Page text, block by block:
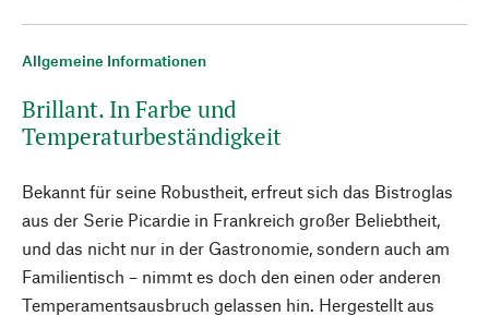
Allgemeine Informationen
Brillant. In Farbe und
Temperaturbeständigkeit
Bekannt für seine Robustheit, erfreut sich das Bistroglas
aus der Serie Picardie in Frankreich großer Beliebtheit,
und das nicht nur in der Gastronomie, sondern auch am
Familientisch – nimmt es doch den einen oder anderen
Temperamentsausbruch gelassen hin. Hergestellt aus